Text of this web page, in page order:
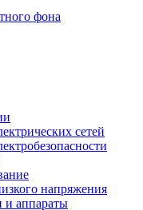
фона
сетей
напряжения
и аппараты